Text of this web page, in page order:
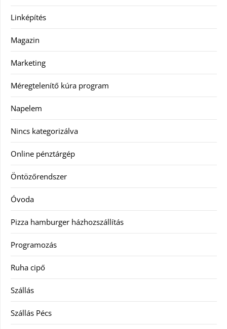
Linképítés
Magazin
Marketing
Méregtelenítő kúra program
Napelem
Nincs kategorizálva
Online pénztárgép
Öntözőrendszer
Óvoda
Pizza hamburger házhozszállítás
Programozás
Ruha cipő
Szállás
Szállás Pécs